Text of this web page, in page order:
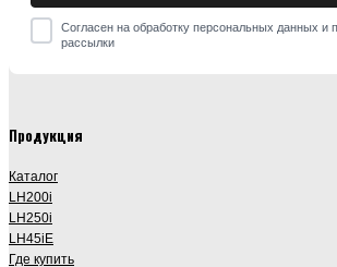
Согласен на обработку персональных данных и
рассылки
Продукция
Каталог
LH200i
LH250i
LH45iE
Где купить